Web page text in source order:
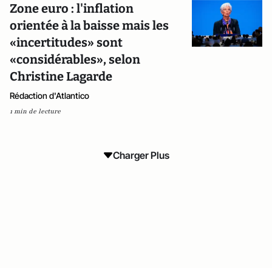
Zone euro : l'inflation
orientée à la baisse mais les
«incertitudes» sont
«considérables», selon
Christine Lagarde
Rédaction d'Atlantico
1 min de lecture
Charger Plus